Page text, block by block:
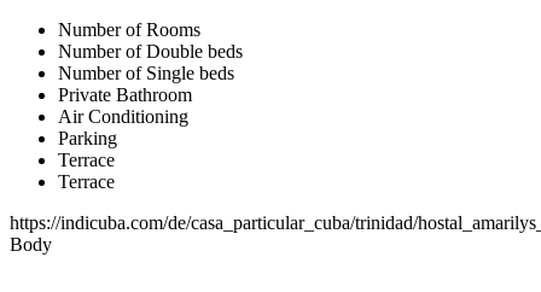
Number of Rooms
Number of Double beds
Number of Single beds
Private Bathroom
Air Conditioning
Parking
Terrace
Terrace
https://indicuba.com/de/casa_particular_cuba/trinidad/
Body